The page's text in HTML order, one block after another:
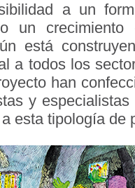
a un
un crecimiento
está
a todos los
han
y
esta tipología de